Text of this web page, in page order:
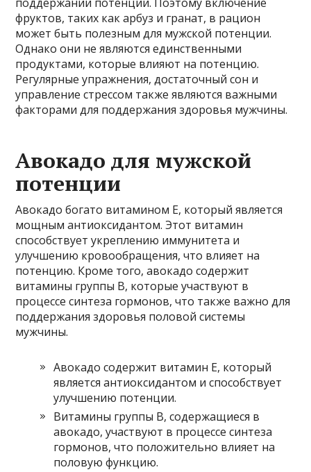
фруктов, таких как арбуз и гранат, в рацион
может быть полезным для мужской потенции.
Однако они не являются единственными
продуктами, которые влияют на потенцию.
Регулярные упражнения, достаточный сон и
управление стрессом также являются важными
факторами для поддержания здоровья мужчины.
Авокадо для мужской
потенции
Авокадо богато витамином Е, который является
мощным антиоксидантом. Этот витамин
способствует укреплению иммунитета и
улучшению кровообращения, что влияет на
потенцию. Кроме того, авокадо содержит
витамины группы В, которые участвуют в
процессе синтеза гормонов, что также важно для
поддержания здоровья половой системы
мужчины.
Авокадо содержит витамин Е, который
является антиоксидантом и способствует
улучшению потенции.
Витамины группы В, содержащиеся в
авокадо, участвуют в процессе синтеза
гормонов, что положительно влияет на
половую функцию.